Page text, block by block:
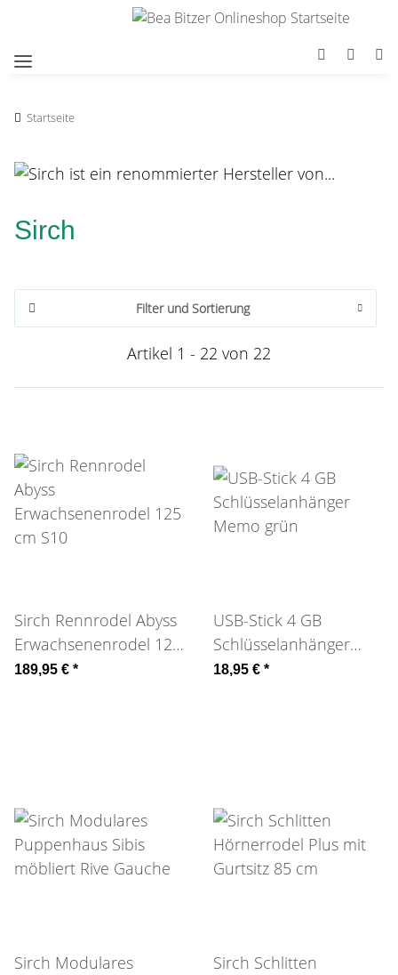
Startseite
Sirch
Filter und Sortierung
Artikel 1 - 22 von 22
Sirch Rennrodel Abyss
Erwachsenenrodel 125
cm S10
189,95 € *
USB-Stick 4 GB
Schlüsselanhänger
Memo grün
18,95 € *
Sirch Modulares
Sirch Schlitten